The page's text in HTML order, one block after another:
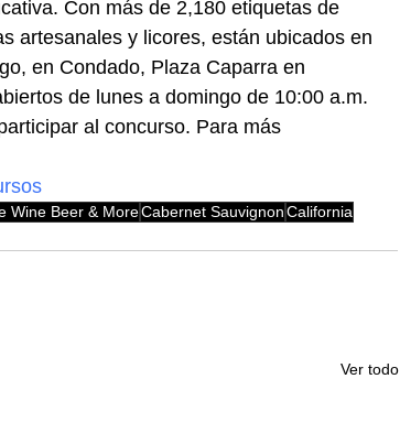
Con más de 2,180 etiquetas de
artesanales y licores, están ubicados en
en Condado, Plaza Caparra en
de lunes a domingo de 10:00 a.m.
al concurso. Para más
Wine Beer & MoreCabernet SauvignonCalifornia
Ver todo